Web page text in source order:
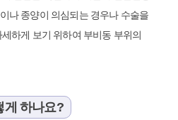
나 종양이 의심되는 경우나 수술을
하게 보기 위하여 부비동 부위의
게 하나요?